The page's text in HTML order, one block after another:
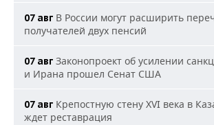
07 авг В России могут расширить
получателей двух пенсий
07 авг Законопроект об усилении
и Ирана прошел Сенат США
07 авг Крепостную стену XVI века в
ждет реставрация